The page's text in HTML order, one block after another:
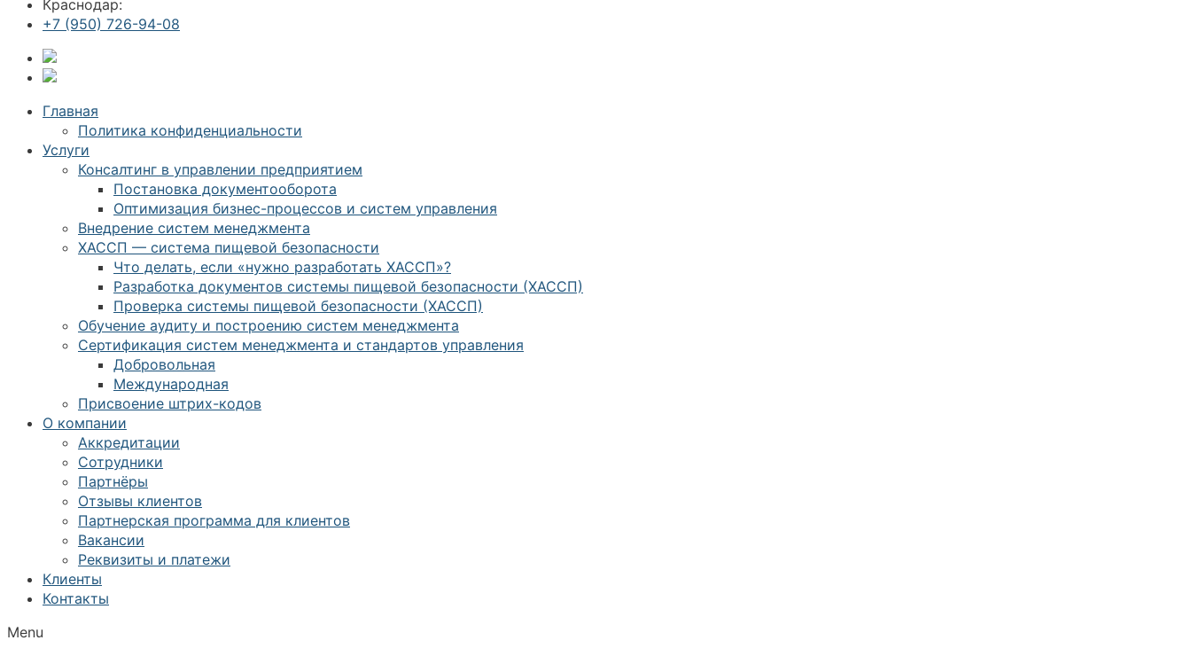
Краснодар:
+7 (950) 726-94-08
Главная
Политика конфиденциальности
Услуги
Консалтинг в управлении предприятием
Постановка документооборота
Оптимизация бизнес-процессов и систем управления
Внедрение систем менеджмента
ХАССП — система пищевой безопасности
Что делать, если «нужно разработать ХАССП»?
Разработка документов системы пищевой безопасности (ХАССП)
Проверка системы пищевой безопасности (ХАССП)
Обучение аудиту и построению систем менеджмента
Сертификация систем менеджмента и стандартов управления
Добровольная
Международная
Присвоение штрих-кодов
О компании
Аккредитации
Сотрудники
Партнёры
Отзывы клиентов
Партнерская программа для клиентов
Вакансии
Реквизиты и платежи
Клиенты
Контакты
Menu